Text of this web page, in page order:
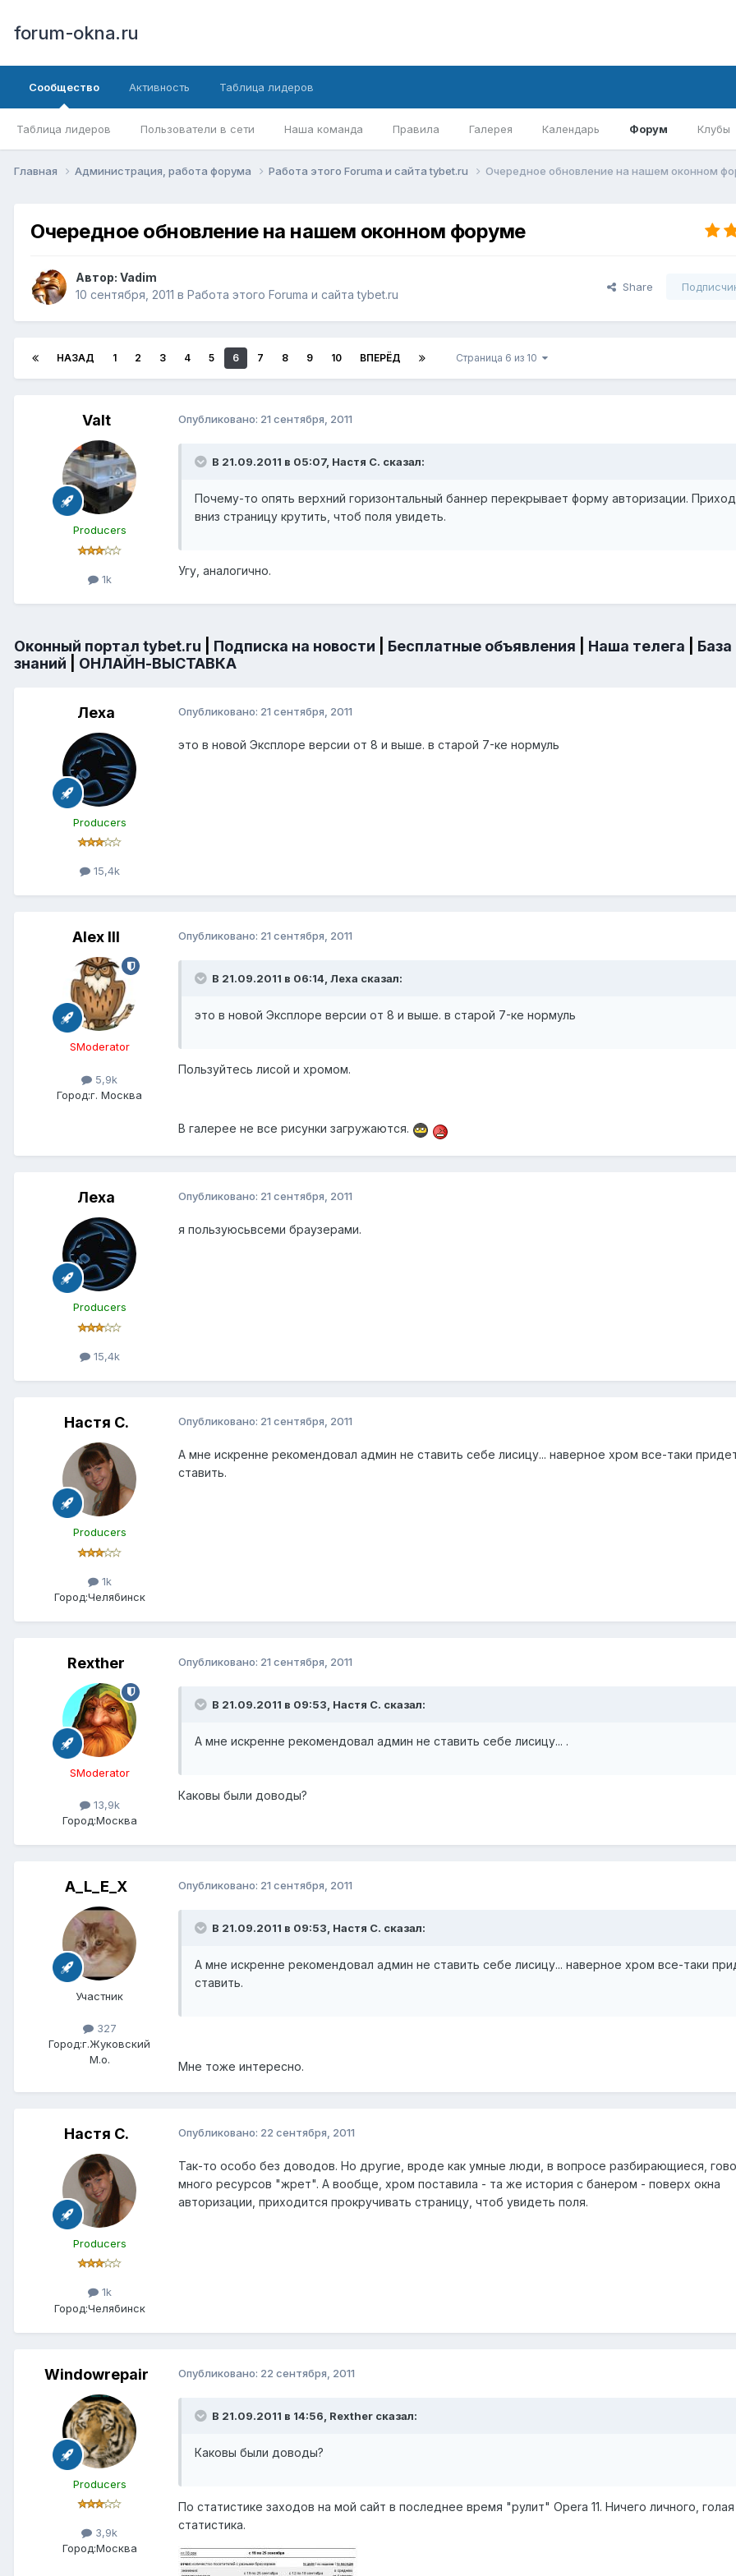
forum-okna.ru
Сообщество
Таблица лидеров Пользователи в сети Наша команда Правила Галерея Календарь Форум Клубы
Активность Таблица лидеров
Главная Администрация, работа форума Работа этого Forumа и сайта tybet.ru Очередное обновление на нашем оконном
Очередное обновление на нашем оконном форуме
Автор: Vadim
10 сентября, 2011 в Работа этого Forumа и сайта tybet.ru
Share
НАЗАД 1 2 3 4 5 6 7 8 9 10 ВПЕРЁД Страница 6 из 10
Valt
Producers
1k
Опубликовано: 21 сентября, 2011
В 21.09.2011 в 05:07, Настя С. сказал:
Почему-то опять верхний горизонтальный баннер перекрывает форму авторизации.
вниз страницу крутить, чтоб поля увидеть.
Угу, аналогично.
Оконный портал tybet.ru Подписка на новости Бесплатные объявления Наша телега
знаний
ОНЛАЙН-ВЫСТАВКА
Леха
Producers
15,4k
Опубликовано: 21 сентября, 2011
это в новой Эксплоре версии от 8 и выше. в старой 7-ке нормуль
Alex IlI
SModerator
5,9k
Город:г. Москва
Опубликовано: 21 сентября, 2011
В 21.09.2011 в 06:14, Леха сказал:
это в новой Эксплоре версии от 8 и выше. в старой 7-ке нормуль
Пользуйтесь лисой и хромом.
В галерее не все рисунки загружаются.
Леха
Producers
15,4k
Опубликовано: 21 сентября, 2011
я пользуюсьвсеми браузерами.
Настя С.
Producers
1k
Город:Челябинск
Опубликовано: 21 сентября, 2011
А мне искренне рекомендовал админ не ставить себе лисицу... наверное хром все-таки
ставить.
Rexther
SModerator
13,9k
Город:Москва
Опубликовано: 21 сентября, 2011
В 21.09.2011 в 09:53, Настя С. сказал:
А мне искренне рекомендовал админ не ставить себе лисицу... .
Каковы были доводы?
A_L_E_X
Участник
327
Город:г.Жуковский
М.о.
Опубликовано: 21 сентября, 2011
В 21.09.2011 в 09:53, Настя С. сказал:
А мне искренне рекомендовал админ не ставить себе лисицу... наверное хром все-таки
ставить.
Мне тоже интересно.
Настя С.
Producers
1k
Город:Челябинск
Опубликовано: 22 сентября, 2011
Так-то особо без доводов. Но другие, вроде как умные люди, в вопросе разбирающиеся,
много ресурсов "жрет". А вообще, хром поставила - та же история с банером - поверх окна
авторизации, приходится прокручивать страницу, чтоб увидеть поля.
Windowrepair
Producers
3,9k
Город:Москва
Опубликовано: 22 сентября, 2011
В 21.09.2011 в 14:56, Rexther сказал:
Каковы были доводы?
По статистике заходов на мой сайт в последнее время "рулит" Opera 11. Ничего личного, голая
статистика.